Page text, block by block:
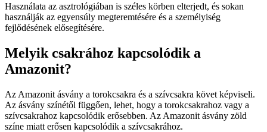
Használata az asztrológiában is széles körben elterjedt, és sokan
használják az egyensúly megteremtésére és a személyiség
fejlődésének elősegítésére.
Melyik csakrához kapcsolódik a
Amazonit?
Az Amazonit ásvány a torokcsakra és a szívcsakra követ képviseli.
Az ásvány színétől függően, lehet, hogy a torokcsakrahoz vagy a
szívcsakrahoz kapcsolódik erősebben. Az Amazonit ásvány zöld
színe miatt erősen kapcsolódik a szívcsakrához.